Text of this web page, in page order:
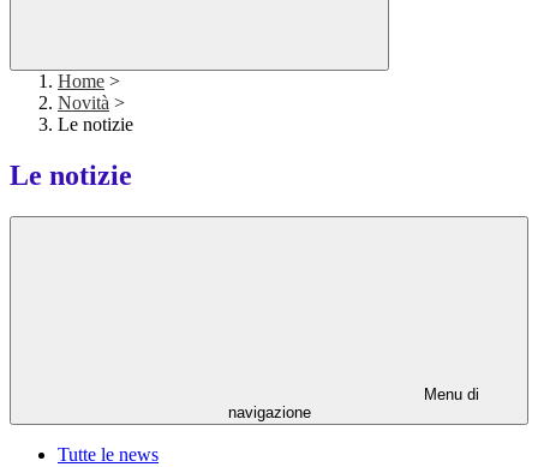
Home >
Novità >
Le notizie
Le notizie
Menu di
navigazione
Tutte le news